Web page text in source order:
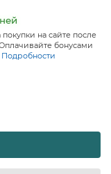
на сайте после
бонусами
Подробности